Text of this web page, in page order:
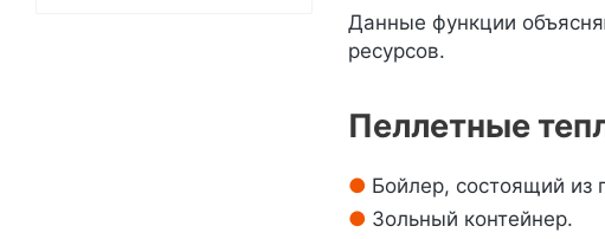
Данные функции
ресурсов.
Пеллетные
Бойлер, состоящий из
Зольный контейнер.